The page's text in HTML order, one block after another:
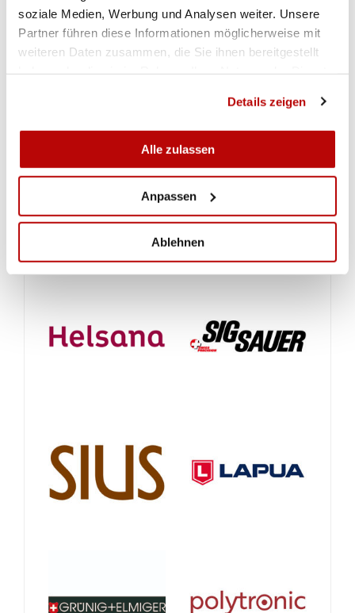
soziale Medien, Werbung und Analysen weiter. Unsere
Partner führen diese Informationen möglicherweise mit
weiteren Daten zusammen, die Sie ihnen bereitgestellt
Details zeigen
Alle zulassen
Anpassen
Ablehnen
RESULTATE
SMM G10m Junioren Runde 3
Teamresultate NLA